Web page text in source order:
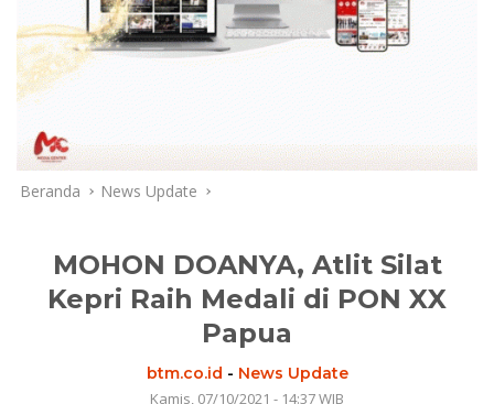
Beranda News Update
MOHON DOANYA, Atlit Silat
Kepri Raih Medali di PON XX
Papua
btm.co.id - News Update
Kamis, 07/10/2021 - 14:37 WIB